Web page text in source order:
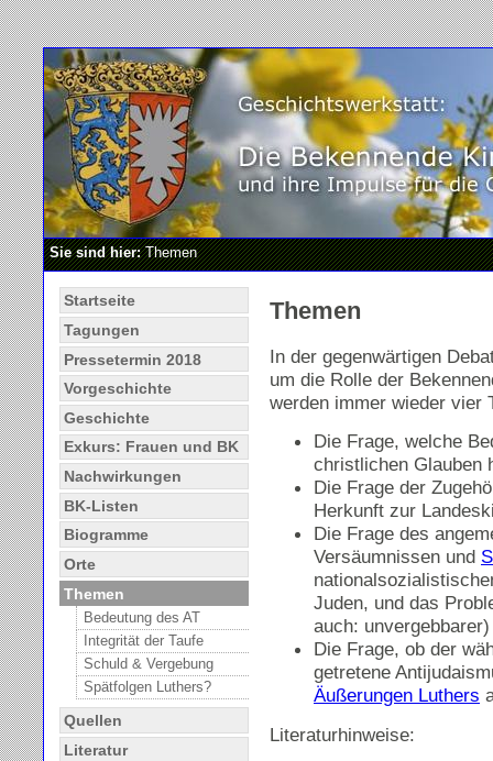
Sie sind hier:Themen
Startseite
Tagungen
Pressetermin 2018
Vorgeschichte
Geschichte
Exkurs: Frauen und BK
Nachwirkungen
BK-Listen
Biogramme
Orte
Themen
Bedeutung des AT
Integrität der Taufe
Schuld & Vergebung
Spätfolgen Luthers?
Quellen
Literatur
Themen
In der gegenwärtigen
um die Rolle der
werden immer wieder vier
Die Frage, welche
christlichen Glauben
Die Frage der
Herkunft zur
Die Frage des
Versäumnissen und
Juden, und das
auch:
Die Frage, ob der
getretene
Äußerungen Luthers
Literaturhinweise: